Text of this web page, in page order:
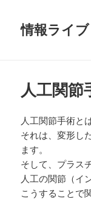
情報ライ
人工関節
人工関節手術と
それは、変形し
ます。
そして、プラス
人工の関節（イ
こうすることで